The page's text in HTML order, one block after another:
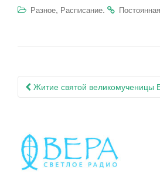
Разное, Расписание.
Навигация
Житие святой великомученицы